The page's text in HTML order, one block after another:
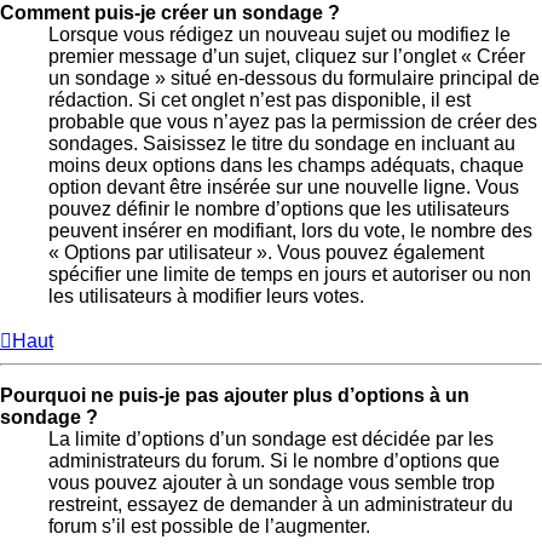
Comment puis-je créer un sondage ?
Lorsque vous rédigez un nouveau sujet ou modifiez le
premier message d’un sujet, cliquez sur l’onglet « Créer
un sondage » situé en-dessous du formulaire principal de
rédaction. Si cet onglet n’est pas disponible, il est
probable que vous n’ayez pas la permission de créer des
sondages. Saisissez le titre du sondage en incluant au
moins deux options dans les champs adéquats, chaque
option devant être insérée sur une nouvelle ligne. Vous
pouvez définir le nombre d’options que les utilisateurs
peuvent insérer en modifiant, lors du vote, le nombre des
« Options par utilisateur ». Vous pouvez également
spécifier une limite de temps en jours et autoriser ou non
les utilisateurs à modifier leurs votes.
Haut
Pourquoi ne puis-je pas ajouter plus d’options à un
sondage ?
La limite d’options d’un sondage est décidée par les
administrateurs du forum. Si le nombre d’options que
vous pouvez ajouter à un sondage vous semble trop
restreint, essayez de demander à un administrateur du
forum s’il est possible de l’augmenter.